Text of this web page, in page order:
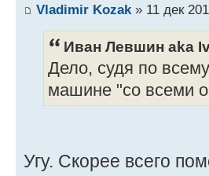
Vladimir Kozak» 11 дек
Иван Левшин aka
Дело, судя по
машине "со всеми
Угу. Скорее всего